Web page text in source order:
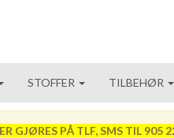
STOFFER TILBEHØR
GJØRES PÅ TLF, SMS TIL